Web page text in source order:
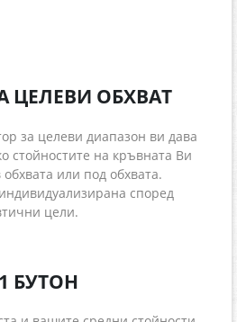
ЦЕЛЕВИ ОБХВАТ
за целеви диапазон ви дава
стойностите на кръвната Ви
или под обхвата.
според
цели.
БУТОН